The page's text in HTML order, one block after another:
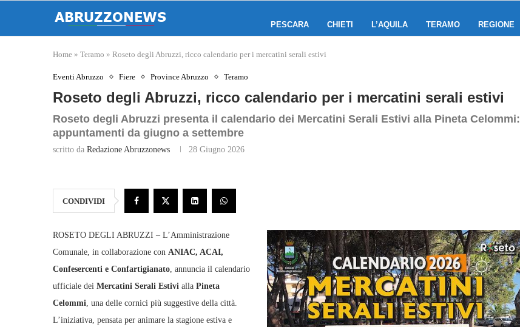
PESCARA CHIETI L’AQUILA TERAMO REGIONE
Home » Teramo » Roseto degli Abruzzi, ricco calendario per i mercatini serali estivi
Eventi Abruzzo Fiere Province Abruzzo Teramo
Roseto degli Abruzzi, ricco calendario per i mercatini serali estivi
Roseto degli Abruzzi presenta il calendario dei Mercatini Serali Estivi alla Pineta Celommi:
appuntamenti da giugno a settembre
scritto da Redazione Abruzzonews 28 Giugno 2026
CONDIVIDI
ROSETO DEGLI ABRUZZI – L’Amministrazione
Comunale, in collaborazione con ANIAC, ACAI,
Confesercenti e Confartigianato, annuncia il calendario
ufficiale dei Mercatini Serali Estivi alla Pineta
Celommi, una delle cornici più suggestive della città.
L’iniziativa, pensata per animare la stagione estiva e